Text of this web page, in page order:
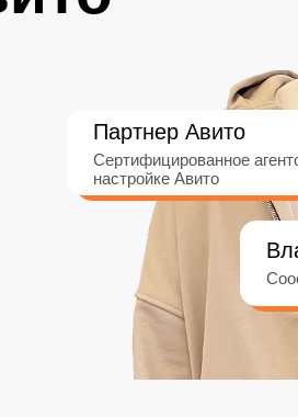
Сертифицированное
настройке Авито
Партнер Авито